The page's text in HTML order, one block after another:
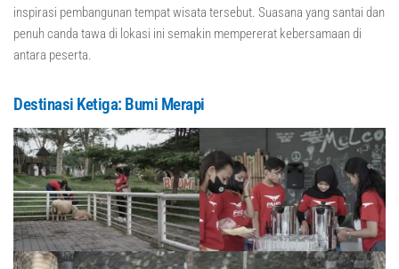
inspirasi pembangunan tempat wisata tersebut. Suasana yang santai dan
penuh canda tawa di lokasi ini semakin mempererat kebersamaan di
antara peserta.
Destinasi Ketiga: Bumi Merapi